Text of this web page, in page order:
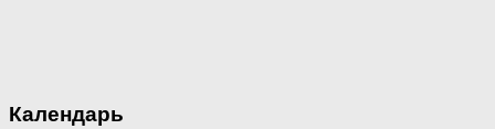
Календарь